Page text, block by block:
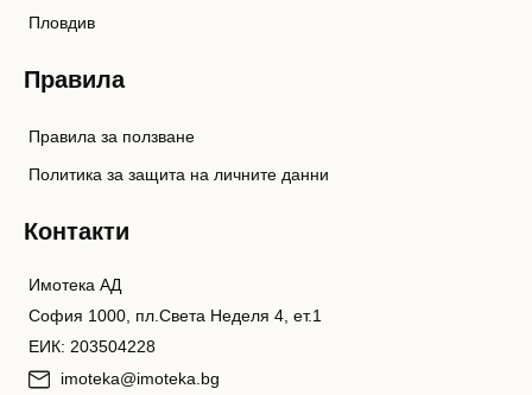
Пловдив
Правила
Правила за ползване
Политика за защита на личните данни
Контакти
Имотека АД
София 1000, пл.Света Неделя 4, ет.1
ЕИК: 203504228
imoteka@imoteka.bg